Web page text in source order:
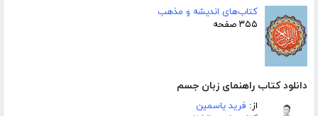
کتاب‌های اندیشه و مذهب
۳۵۵ صفحه
دانلود کتاب راهنمای زبان جسم
از: فرید یاسمین